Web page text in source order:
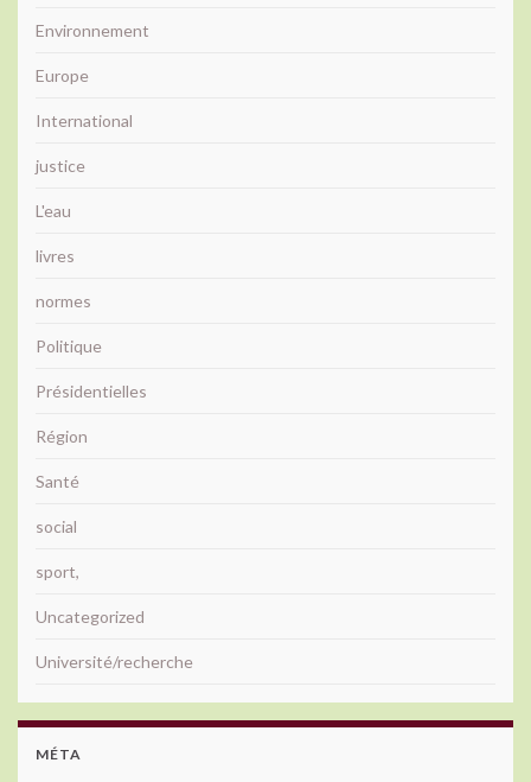
Environnement
Europe
International
justice
L'eau
livres
normes
Politique
Présidentielles
Région
Santé
social
sport,
Uncategorized
Université/recherche
MÉTA